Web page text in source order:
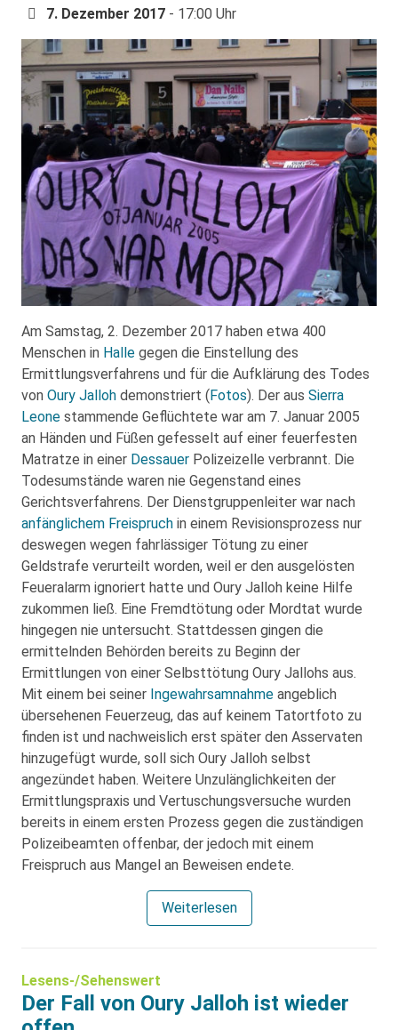
7. Dezember 2017 - 17:00 Uhr
Am Samstag, 2. Dezember 2017 haben etwa 400
Menschen in Halle gegen die Einstellung des
Ermittlungsverfahrens und für die Aufklärung des Todes
von Oury Jalloh demonstriert (Fotos). Der aus Sierra
Leone stammende Geflüchtete war am 7. Januar 2005
an Händen und Füßen gefesselt auf einer feuerfesten
Matratze in einer Dessauer Polizeizelle verbrannt. Die
Todesumstände waren nie Gegenstand eines
Gerichtsverfahrens. Der Dienstgruppenleiter war nach
anfänglichem Freispruch in einem Revisionsprozess nur
deswegen wegen fahrlässiger Tötung zu einer
Geldstrafe verurteilt worden, weil er den ausgelösten
Feueralarm ignoriert hatte und Oury Jalloh keine Hilfe
zukommen ließ. Eine Fremdtötung oder Mordtat wurde
hingegen nie untersucht. Stattdessen gingen die
ermittelnden Behörden bereits zu Beginn der
Ermittlungen von einer Selbsttötung Oury Jallohs aus.
Mit einem bei seiner Ingewahrsamnahme angeblich
übersehenen Feuerzeug, das auf keinem Tatortfoto zu
finden ist und nachweislich erst später den Asservaten
hinzugefügt wurde, soll sich Oury Jalloh selbst
angezündet haben. Weitere Unzulänglichkeiten der
Ermittlungspraxis und Vertuschungsversuche wurden
bereits in einem ersten Prozess gegen die zuständigen
Polizeibeamten offenbar, der jedoch mit einem
Freispruch aus Mangel an Beweisen endete.
Weiterlesen
Lesens-/Sehenswert
Der Fall von Oury Jalloh ist wieder